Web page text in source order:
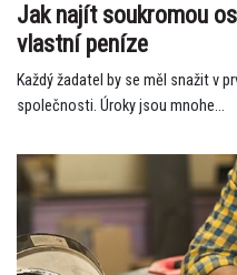
Jak najít soukromou
vlastní peníze
Každý žadatel by se měl snažit v
společnosti. Úroky jsou mnohe...